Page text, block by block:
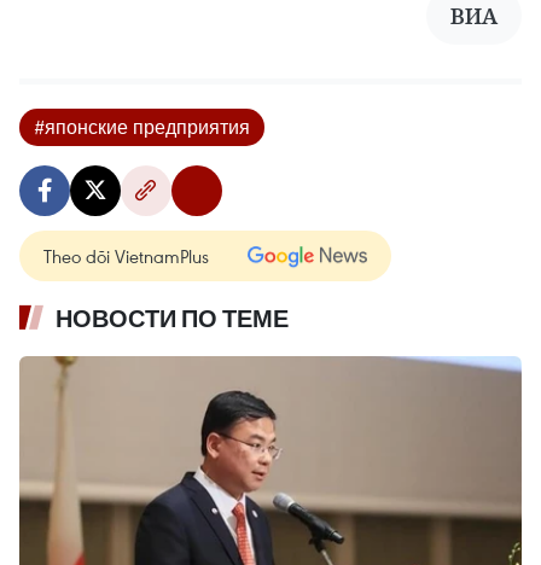
ВИА
#японские предприятия
Theo dõi VietnamPlus
НОВОСТИ ПО ТЕМЕ